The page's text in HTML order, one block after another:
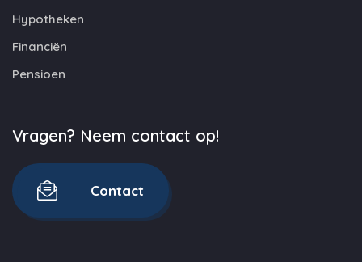
Hypotheken
Financiën
Pensioen
Vragen? Neem contact op!
Contact